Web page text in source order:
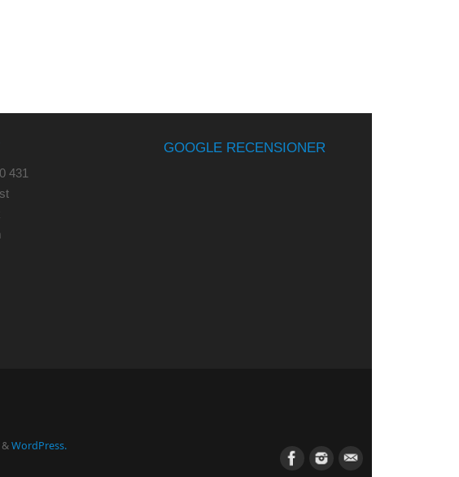
431
GOOGLE RECENSIONER
&WordPress.